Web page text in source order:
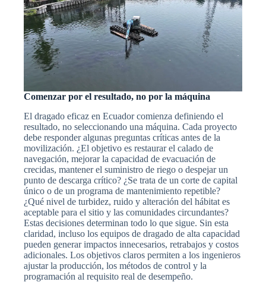
Comenzar por el resultado, no por la máquina
El dragado eficaz en Ecuador comienza definiendo el
resultado, no seleccionando una máquina. Cada proyecto
debe responder algunas preguntas críticas antes de la
movilización. ¿El objetivo es restaurar el calado de
navegación, mejorar la capacidad de evacuación de
crecidas, mantener el suministro de riego o despejar un
punto de descarga crítico? ¿Se trata de un corte de capital
único o de un programa de mantenimiento repetible?
¿Qué nivel de turbidez, ruido y alteración del hábitat es
aceptable para el sitio y las comunidades circundantes?
Estas decisiones determinan todo lo que sigue. Sin esta
claridad, incluso los equipos de dragado de alta capacidad
pueden generar impactos innecesarios, retrabajos y costos
adicionales. Los objetivos claros permiten a los ingenieros
ajustar la producción, los métodos de control y la
programación al requisito real de desempeño.